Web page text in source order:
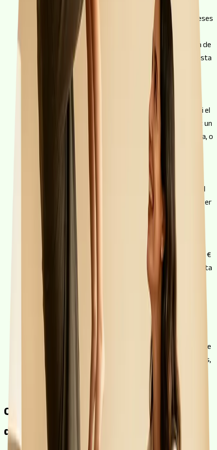
15.000 € en impostos (ITP o IVA), AJD, notaria, registre i
gestoria. Normalment el banc no inclou aquestes despeses
al préstec, així que el primer que mira és que les tinguis
cobertes. Si no les tens estalviades, encara queda la via de
la hipoteca 100% + despeses, on es finança també aquesta
part.
Ingressos que aguantin la quota
A 30 anys, la quota de
150.000 € se situa cap als 593 € al mes. Perquè no superi el
35% d'endeutament caldrien uns 1.690 € nets mensuals: un
sou que es pot assolir anant sol amb una nòmina mitjana, o
amb folgança si sou dos titulars.
La taxació marca el sostre real
El banc calcula el
percentatge que finança sobre el valor taxat, no sobre el
preu que has pactat amb el venedor. Si l'habitatge taxa per
sota dels 150.000 €, et finançaran menys i la diferència la
posaràs tu.
Marge si vols hipoteca + despeses
Si finances els 150.000 €
més els 15.000 € de despeses (165.000 € en total), la quota
a 30 anys puja fins als 652 € al mes. En aquest cas el banc
et demanarà uns ingressos nets a partir de 1.860 € i un
perfil ben solvent.
Perfil estable i comptes nets
Sense impagaments ni
aparèixer en fitxers de morositat, i amb contracte estable
o antiguitat demostrable. Com més finançament demanis,
més a fons revisa el banc el teu perfil, sobretot si vas al
Quant acabaré pagant per una hipoteca
de
150.000 €?